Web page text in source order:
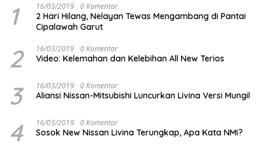
1 16/03/2019 0 Komentar
2 Hari Hilang, Nelayan Tewas Mengambang di Pantai
Cipalawah Garut
2 16/03/2019 0 Komentar
Video: Kelemahan dan Kelebihan All New Terios
3 16/03/2019 0 Komentar
Aliansi Nissan-Mitsubishi Luncurkan Livina Versi Mungil
4 16/03/2019 0 Komentar
Sosok New Nissan Livina Terungkap, Apa Kata NMI?